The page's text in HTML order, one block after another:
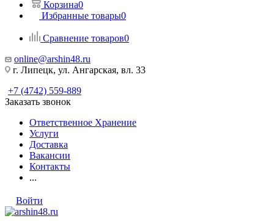
Корзина0
Избранные товары0
Сравнение товаров0
online@arshin48.ru
г. Липецк, ул. Ангарская, вл. 33
+7 (4742) 559-889
Заказать звонок
Ответственное Хранение
Услуги
Доставка
Вакансии
Контакты
...
Войти